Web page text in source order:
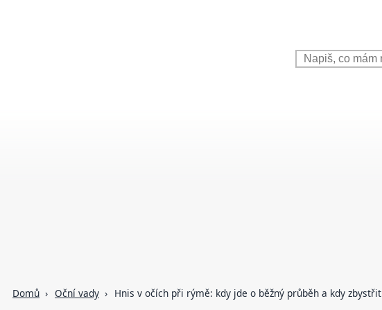
Domů Oční vady Hnis v očích při rýmě: kdy jde o běžný průběh a kdy zbystřit